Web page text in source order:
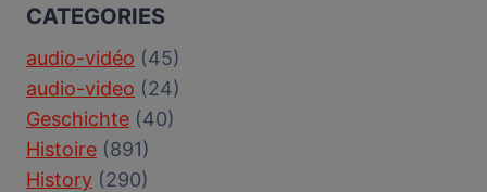
CATEGORIES
audio-vidéo (45)
audio-video (24)
Geschichte (40)
Histoire (891)
History (290)